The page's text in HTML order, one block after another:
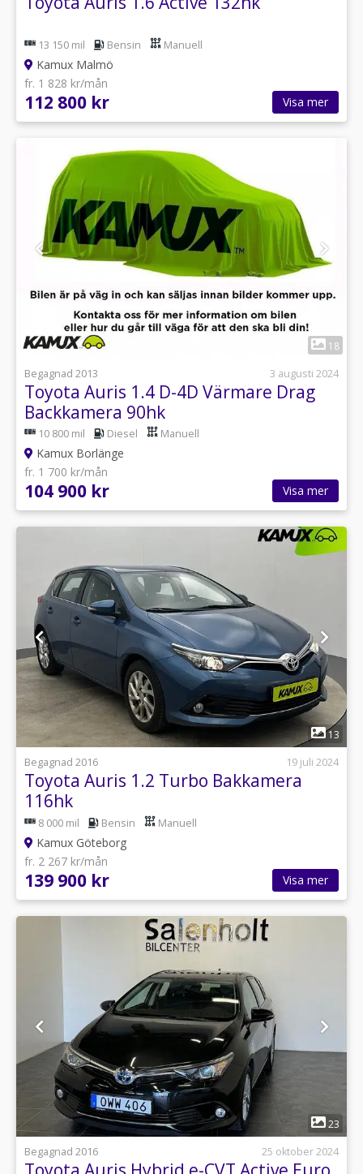
13 150 mil Bensin Manuell
Kamux Malmö
fr. 1 828 kr/mån
112 800 kr Visa mer
18
Begagnad 2013
3 augusti 2024
Toyota Auris 1.4 D-4D Värmare Drag
Backkamera 90hk
10 800 mil Diesel Manuell
Kamux Borlänge
fr. 1 700 kr/mån
104 900 kr Visa mer
1
13
Begagnad 2016
19 juli 2024
Toyota Auris 1.2 Turbo Bakkamera
116hk
8 000 mil Bensin Manuell
Kamux Göteborg
fr. 2 267 kr/mån
139 900 kr Visa mer
1
23
Begagnad 2016
25 oktober 2024